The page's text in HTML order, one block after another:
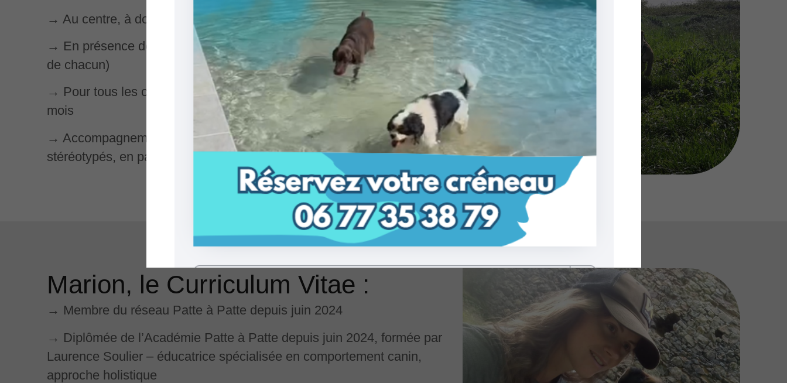
→ Au centre, à domicile ou en extérieur
→ En présence de chiens / humains selon les besoins (dans le respect
de chacun)
→ Pour tous les chiens, de toutes races / croisements, dès l’âge de 6
mois
→ Accompagnement en réactivité, en prédation, en comportements
stéréotypés, en parcours d’adoption…
Marion, le Curriculum Vitae :
→ Membre du réseau Patte à Patte depuis juin 2024
→ Diplômée de l’Académie Patte à Patte depuis juin 2024, formée par
Laurence Soulier – éducatrice spécialisée en comportement canin,
approche holistique